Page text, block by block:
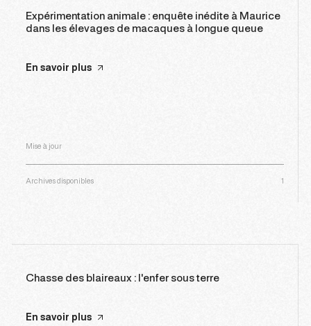
Expérimentation animale : enquête inédite à Maurice
dans les élevages de macaques à longue queue
En savoir plus
Mise à jour
Archives disponibles 1
Chasse des blaireaux : l'enfer sous terre
En savoir plus